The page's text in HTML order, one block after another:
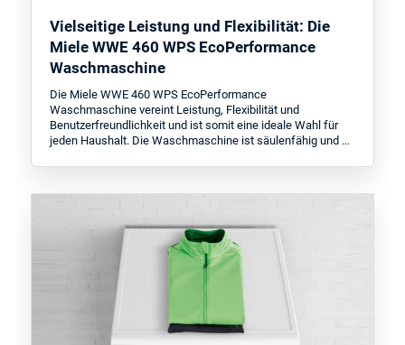
Vielseitige Leistung und Flexibilität: Die
Miele WWE 460 WPS EcoPerformance
Waschmaschine
Die Miele WWE 460 WPS EcoPerformance
Waschmaschine vereint Leistung, Flexibilität und
Benutzerfreundlichkeit und ist somit eine ideale Wahl für
jeden Haushalt. Die Waschmaschine ist säulenfähig und …